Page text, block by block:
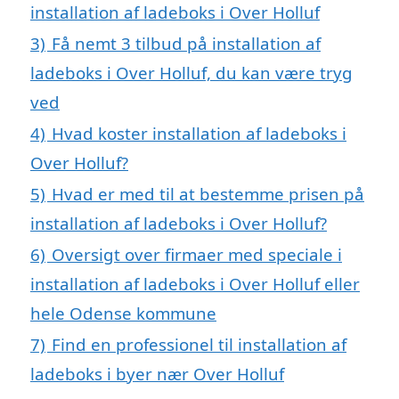
installation af ladeboks i Over Holluf
3) Få nemt 3 tilbud på installation af
ladeboks i Over Holluf, du kan være tryg
ved
4) Hvad koster installation af ladeboks i
Over Holluf?
5) Hvad er med til at bestemme prisen på
installation af ladeboks i Over Holluf?
6) Oversigt over firmaer med speciale i
installation af ladeboks i Over Holluf eller
hele Odense kommune
7) Find en professionel til installation af
ladeboks i byer nær Over Holluf